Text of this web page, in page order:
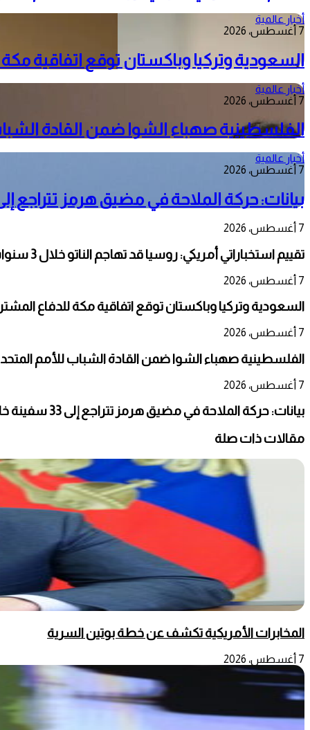
أخبار عالمية
7 أغسطس، 2026
السعودية وتركيا وباكستان توقع اتفاقية
أخبار عالمية
7 أغسطس، 2026
الفلسطينية صهباء الشوا ضمن القادة
أخبار عالمية
7 أغسطس، 2026
بيانات: حركة الملاحة في مضيق هرمز تتراجع إلى 33 سفينة خلال
7 أغسطس، 2026
تقييم استخباراتي أمريكي: روسيا قد تهاجم الناتو خلال 3 سنوات
7 أغسطس، 2026
السعودية وتركيا وباكستان توقع اتفاقية مكة للدفاع
7 أغسطس، 2026
الفلسطينية صهباء الشوا ضمن القادة الشباب للأمم
7 أغسطس، 2026
بيانات: حركة الملاحة في مضيق هرمز تتراجع إلى 33 سفينة خلال أسبوع
مقالات ذات صلة
المخابرات الأمريكية تكشف عن خطة بوتين السرية
7 أغسطس، 2026